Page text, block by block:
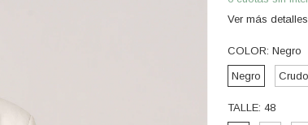
Ver más detalles
COLOR: Negro
Negro Crudo
TALLE: 48